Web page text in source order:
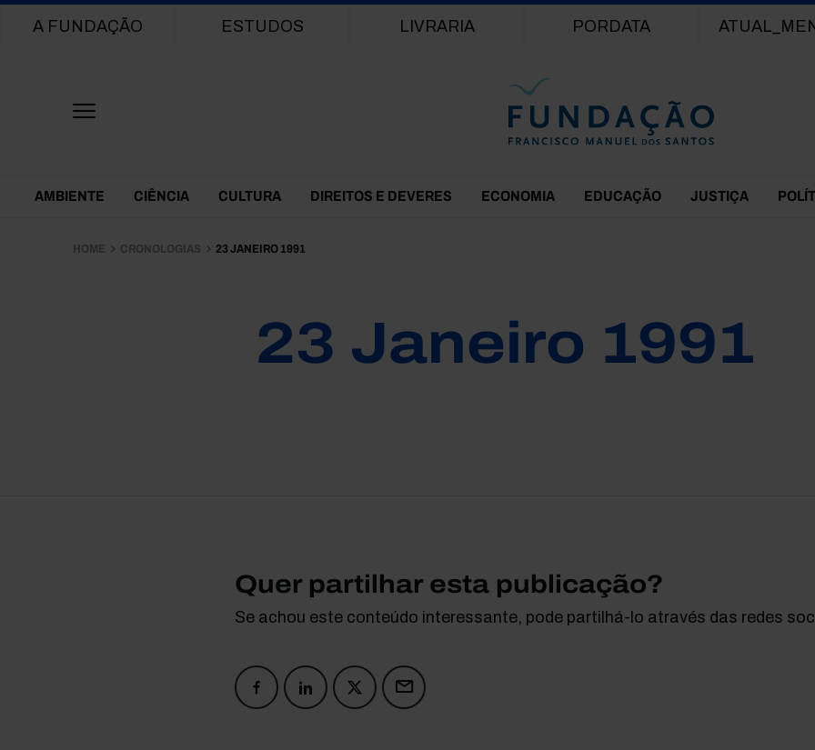
Main navigation
A FUNDAÇÃO ESTUDOS LIVRARIA PORDATA
Themes Menu
AMBIENTE CIÊNCIA CULTURA DIREITOS E DEVERES ECONOMIA EDUCAÇÃO JUSTIÇA
HOME CRONOLOGIAS 23 JANEIRO 1991
23 Janeiro 1991
Quer partilhar esta publicação?
Se achou este conteúdo interessante, pode partilhá-lo através das redes